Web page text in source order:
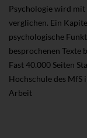
Psychologie wird
verglichen. Ein
psychologische
besprochenen Texte
Fast 40.000 Seiten
Hochschule des MfS
Arbeit